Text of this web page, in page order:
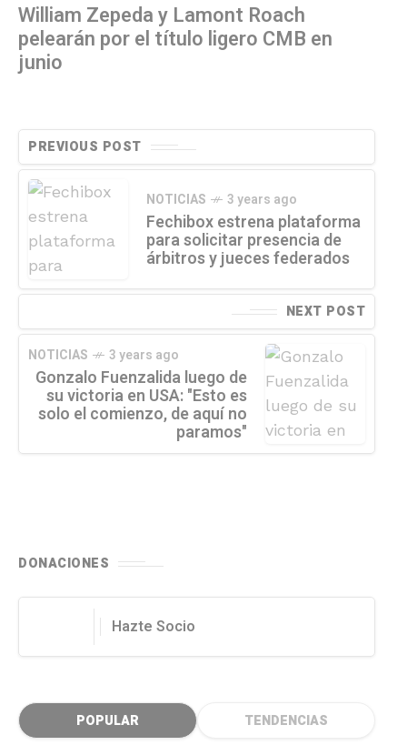
William Zepeda y Lamont Roach
pelearán por el título ligero CMB en
junio
PREVIOUS POST
NOTICIAS 3 years ago
Fechibox estrena plataforma
para solicitar presencia de
árbitros y jueces federados
NEXT POST
NOTICIAS 3 years ago
Gonzalo Fuenzalida luego de
su victoria en USA: "Esto es
solo el comienzo, de aquí no
paramos"
DONACIONES
Hazte Socio
POPULAR TENDENCIAS